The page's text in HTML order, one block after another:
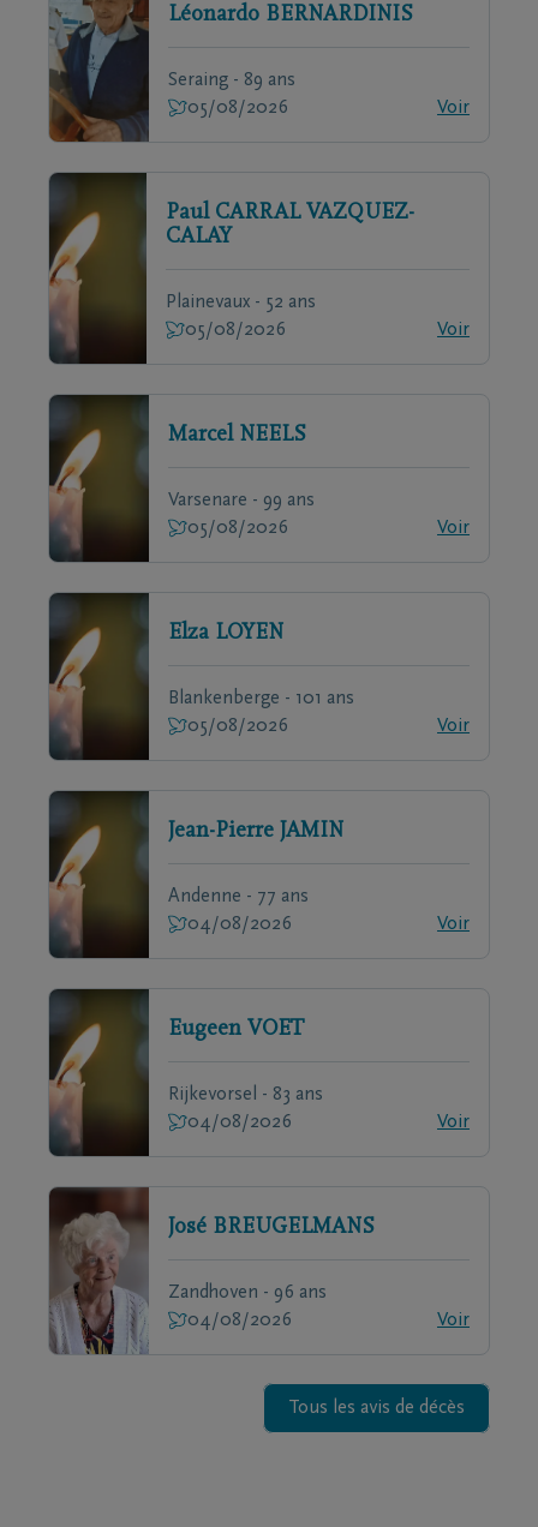
Léonardo BERNARDINIS
Seraing - 89 ans
05/08/2026
Voir
Paul CARRAL VAZQUEZ-
CALAY
Plainevaux - 52 ans
05/08/2026
Voir
Marcel NEELS
Varsenare - 99 ans
05/08/2026
Voir
Elza LOYEN
Blankenberge - 101 ans
05/08/2026
Voir
Jean-Pierre JAMIN
Andenne - 77 ans
04/08/2026
Voir
Eugeen VOET
Rijkevorsel - 83 ans
04/08/2026
Voir
José BREUGELMANS
Zandhoven - 96 ans
04/08/2026
Voir
Tous les avis de décès